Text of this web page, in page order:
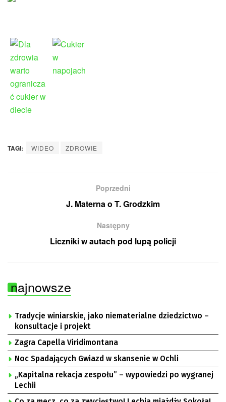
TAGI: WIDEO ZDROWIE
Poprzedni
J. Materna o T. Grodzkim
Następny
Liczniki w autach pod lupą policji
najnowsze
Tradycje winiarskie, jako niematerialne dziedzictwo –
konsultacje i projekt
Zagra Capella Viridimontana
Noc Spadających Gwiazd w skansenie w Ochli
„Kapitalna rekacja zespołu” – wypowiedzi po wygranej
Lechii